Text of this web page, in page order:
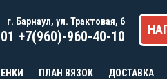
г. Барнаул, ул. Трактовая, 6
+7(960)-960-40-10
ПЛАН ВЯЗОК ДОСТАВКА